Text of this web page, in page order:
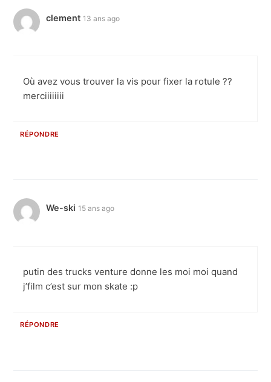
clement 13 ans ago
Où avez vous trouver la vis pour fixer la rotule ??
merciiiiiiii
RÉPONDRE
We-ski 15 ans ago
putin des trucks venture donne les moi moi quand
j’film c’est sur mon skate :p
RÉPONDRE